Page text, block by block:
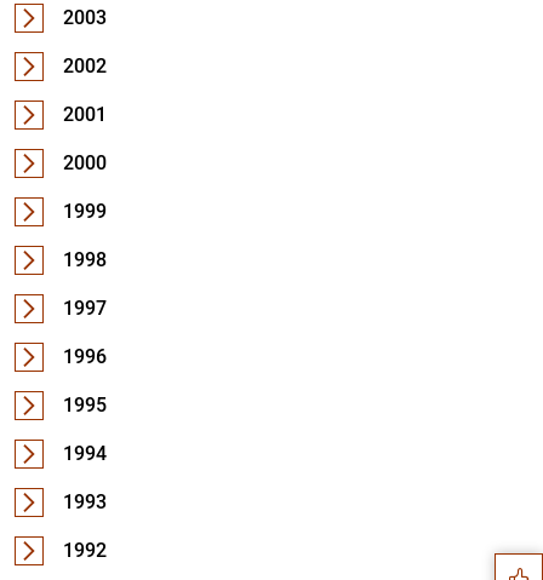
2003
2002
2001
2000
1999
1998
1997
1996
1995
1994
1993
1992 Sugerencias